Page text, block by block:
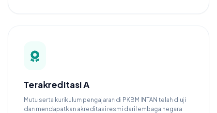
Terakreditasi A
Mutu serta kurikulum pengajaran di PKBM INTAN telah diuji
dan mendapatkan akreditasi resmi dari lembaga negara